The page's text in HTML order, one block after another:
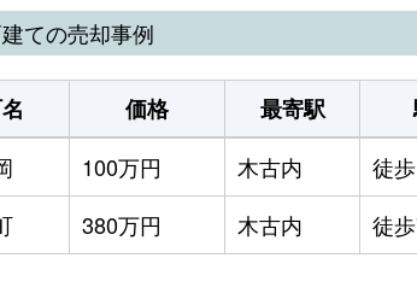
ての売却事例
価格 最寄駅
100万円 木古内 徒
380万円 木古内 徒